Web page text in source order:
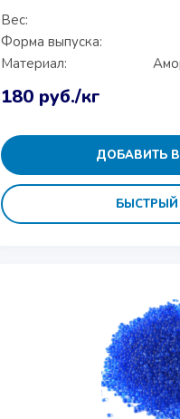
Вес:
Форма выпуска:
Материал:
180 руб./кг
ДОБАВИТЬ
БЫСТРЫЙ